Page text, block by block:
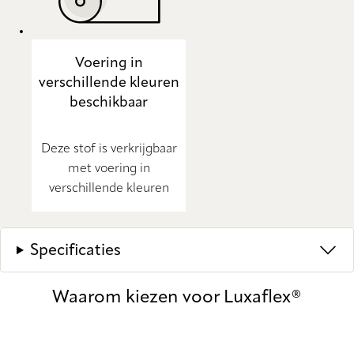
Voering in
verschillende kleuren
beschikbaar
Deze stof is verkrijgbaar
met voering in
verschillende kleuren
Specificaties
Waarom kiezen voor Luxaflex®